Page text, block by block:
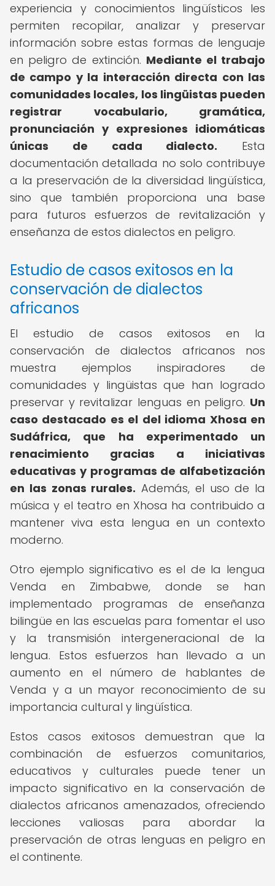
experiencia y conocimientos lingüísticos les
permiten recopilar, analizar y preservar
información sobre estas formas de lenguaje
en peligro de extinción. Mediante el trabajo
de campo y la interacción directa con las
comunidades locales, los lingüistas pueden
registrar vocabulario, gramática,
pronunciación y expresiones idiomáticas
únicas de cada dialecto. Esta
documentación detallada no solo contribuye
a la preservación de la diversidad lingüística,
sino que también proporciona una base
para futuros esfuerzos de revitalización y
enseñanza de estos dialectos en peligro.
Estudio de casos exitosos en la
conservación de dialectos
africanos
El estudio de casos exitosos en la
conservación de dialectos africanos nos
muestra ejemplos inspiradores de
comunidades y lingüistas que han logrado
preservar y revitalizar lenguas en peligro. Un
caso destacado es el del idioma Xhosa en
Sudáfrica, que ha experimentado un
renacimiento gracias a iniciativas
educativas y programas de alfabetización
en las zonas rurales. Además, el uso de la
música y el teatro en Xhosa ha contribuido a
mantener viva esta lengua en un contexto
moderno.
Otro ejemplo significativo es el de la lengua
Venda en Zimbabwe, donde se han
implementado programas de enseñanza
bilingüe en las escuelas para fomentar el uso
y la transmisión intergeneracional de la
lengua. Estos esfuerzos han llevado a un
aumento en el número de hablantes de
Venda y a un mayor reconocimiento de su
importancia cultural y lingüística.
Estos casos exitosos demuestran que la
combinación de esfuerzos comunitarios,
educativos y culturales puede tener un
impacto significativo en la conservación de
dialectos africanos amenazados, ofreciendo
lecciones valiosas para abordar la
preservación de otras lenguas en peligro en
el continente.